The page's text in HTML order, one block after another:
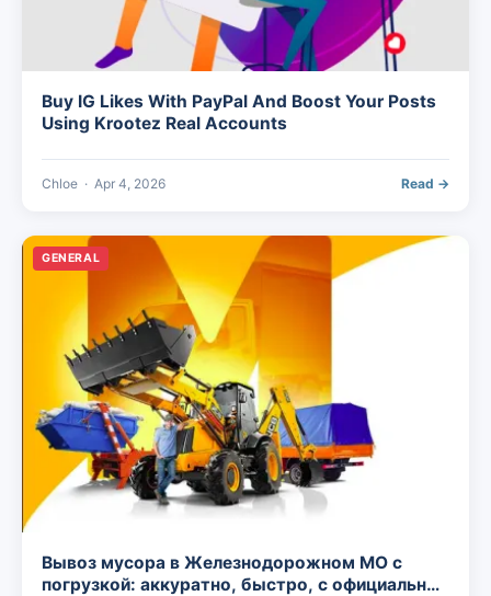
Buy IG Likes With PayPal And Boost Your Posts
Using Krootez Real Accounts
Chloe · Apr 4, 2026 Read →
GENERAL
Вывоз мусора в Железнодорожном МО с
погрузкой: аккуратно, быстро, с официальной